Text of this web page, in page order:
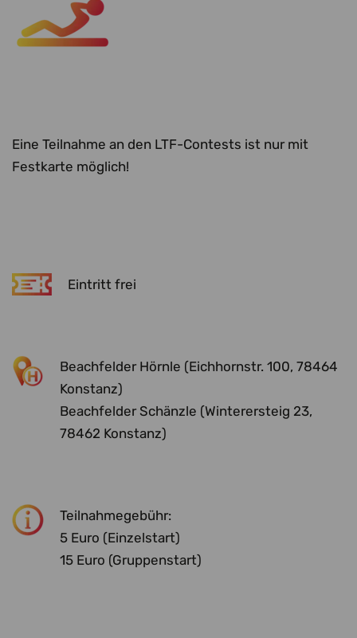
Eine Teilnahme an den LTF-Contests ist nur mit
Festkarte möglich!
Eintritt frei
Beachfelder Hörnle (Eichhornstr. 100, 78464
Konstanz)
Beachfelder Schänzle (Winterersteig 23,
78462 Konstanz)
Teilnahmegebühr:
5 Euro (Einzelstart)
15 Euro (Gruppenstart)